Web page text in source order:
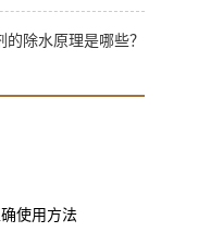
的除水原理是哪些？
使用方法